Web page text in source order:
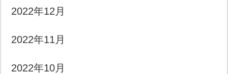
2022年12月
2022年11月
2022年10月